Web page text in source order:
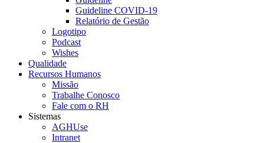
Guideline COVID-19
Relatório de Gestão
Logotipo
Podcast
Wishes
Qualidade
Recursos Humanos
Missão
Trabalhe Conosco
Fale com o RH
Sistemas
AGHUse
Intranet